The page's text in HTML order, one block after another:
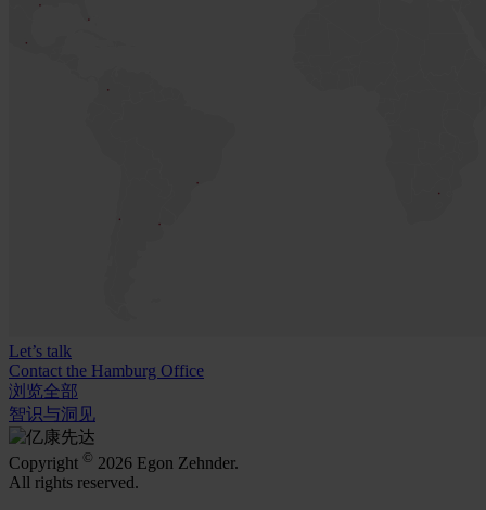
Let’s talk
Contact the Hamburg Office
浏览全部
智识与洞见
Copyright © 2026 Egon Zehnder.
All rights reserved.